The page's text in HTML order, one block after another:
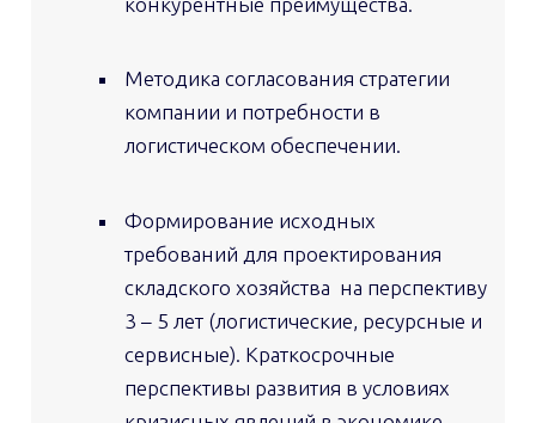
Методика согласования стратегии
компании и потребности в
логистическом обеспечении.
Формирование исходных
требований для проектирования
складского хозяйства на перспективу
3 – 5 лет (логистические, ресурсные и
сервисные). Краткосрочные
перспективы развития в условиях